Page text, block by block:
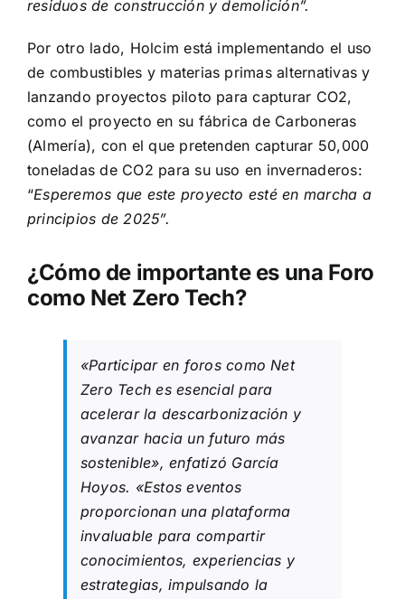
residuos de construcción y demolición”.
Por otro lado, Holcim está implementando el uso
de combustibles y materias primas alternativas y
lanzando proyectos piloto para capturar CO2,
como el proyecto en su fábrica de Carboneras
(Almería), con el que pretenden capturar 50,000
toneladas de CO2 para su uso en invernaderos:
“Esperemos que este proyecto esté en marcha a
principios de 2025”.
¿Cómo de importante es una Foro
como Net Zero Tech?
«Participar en foros como Net
Zero Tech es esencial para
acelerar la descarbonización y
avanzar hacia un futuro más
sostenible», enfatizó García
Hoyos. «Estos eventos
proporcionan una plataforma
invaluable para compartir
conocimientos, experiencias y
estrategias, impulsando la